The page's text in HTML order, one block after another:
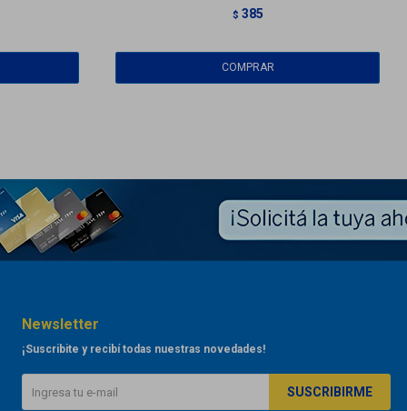
$ 385
Newsletter
¡Suscribite y recibí todas nuestras novedades!
SUSCRIBIRME